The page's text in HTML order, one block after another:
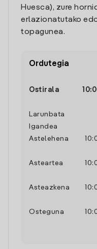
Huesca), zure
erlazionatutako
topagunea.
Ordutegia
Ostirala
Larunbata
Igandea
Astelehena
Asteartea
Asteazkena
Osteguna